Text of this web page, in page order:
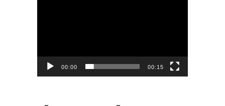
00:00 00:15